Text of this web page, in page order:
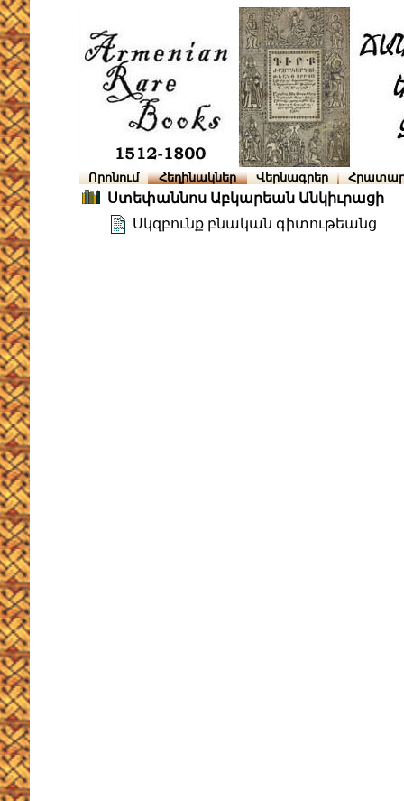
Որոնում Հեղինակներ Վերնագրեր
Ստեփաննոս Աբկարեան Անկիւրացի
Սկզբունք բնական գիտութեանց